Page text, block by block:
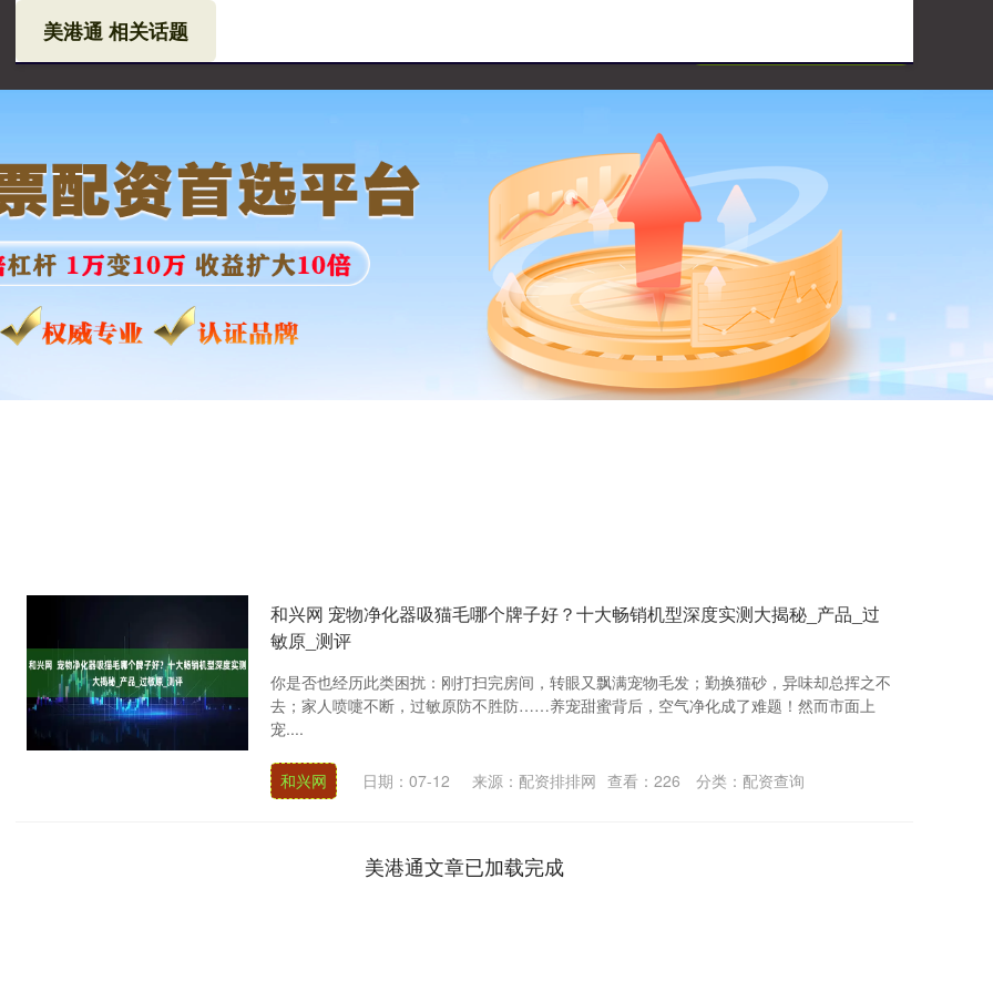
实盘配资公司
美港通 相关话题
和兴网 宠物净化器吸猫毛哪个牌子好？十大畅销机型深度实测大揭秘_产品_过
敏原_测评
你是否也经历此类困扰：刚打扫完房间，转眼又飘满宠物毛发；勤换猫砂，异味却总挥之不
去；家人喷嚏不断，过敏原防不胜防……养宠甜蜜背后，空气净化成了难题！然而市面上
宠....
和兴网 日期：07-12 来源：配资排排网 查看： 226 分类： 配资查询
美港通文章已加载完成